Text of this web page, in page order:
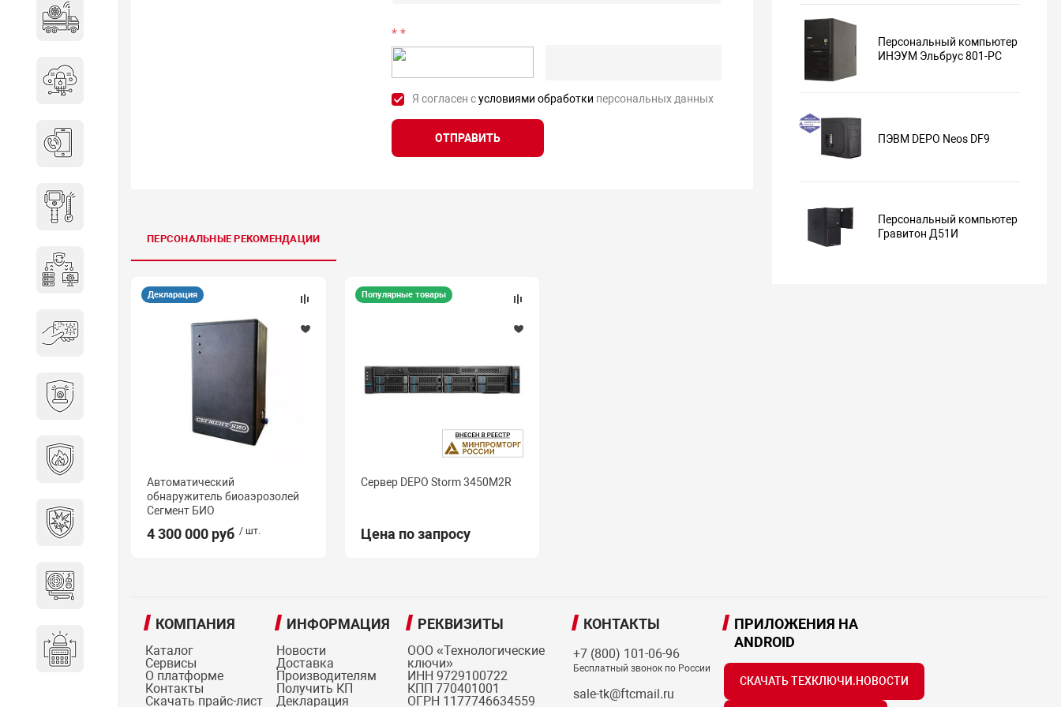
Электронные ключи
Взрывозащищенное
оборудование
Системы оповещения
*
Я согласен сусловиями обработки персональных данных
ОТПРАВИТЬ
ПЕРСОНАЛЬНЫЕ РЕКОМЕНДАЦИИ
Декларация
Автоматический
обнаружитель биоаэрозолей
Сегмент БИО
4 300 000 руб / шт.
Популярные товары
Сервер DEPO Storm 3450M2R
Цена по запросу
Персональный компьютер
ИНЭУМ Эльбрус 801-PC
ПЭВМ DEPO Neos DF9
Персональный компьютер
Гравитон Д51И
КОМПАНИЯ
Каталог
Сервисы
О платформе
Контакты
Скачать прайс-лист
ИНФОРМАЦИЯ
Новости
Доставка
Производителям
Получить КП
Декларация
РЕКВИЗИТЫ
ООО «Технологические
ключи»
ИНН 9729100722
КПП 770401001
ОГРН 1177746634559
КОНТАКТЫ
+7 (800) 101-06-96
Бесплатный звонок по России
sale-tk@ftcmail.ru
ПРИЛОЖЕНИЯ НА
ANDROID
СКАЧАТЬ ТЕХКЛЮЧИ.НОВОСТИ